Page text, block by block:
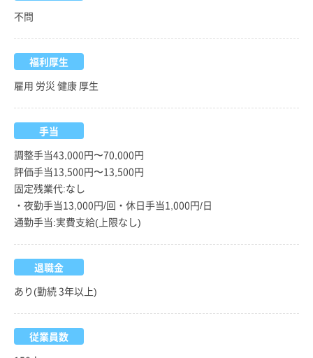
不問
福利厚生
雇用 労災 健康 厚生
手当
調整手当43,000円〜70,000円
評価手当13,500円〜13,500円
固定残業代:なし
・夜勤手当13,000円/回・休日手当1,000円/日
通勤手当:実費支給(上限なし)
退職金
あり(勤続 3年以上)
従業員数